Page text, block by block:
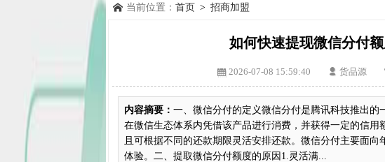
当前位置： 首页 > 招商加盟
如何快速提现微信分付
2026-07-08 15:59:40 货品源
内容摘要： 一、微信分付的定义微信分付是腾讯科技推出
在微信生态体系内凭借该产品进行消费，并获得一定的信用
且可根据不同的还款期限灵活安排还款。微信分付主要面
体验。二、提取微信分付额度的原因1.灵活满...